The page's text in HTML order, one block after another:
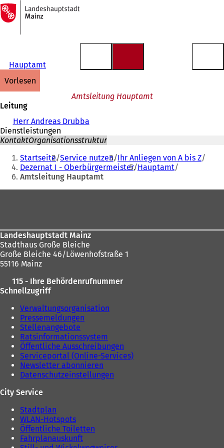
Inhalt anspringen
Zur
Startseite
Hauptamt
vorlesen
Amtsleitung Hauptamt
Leitung
Herr Andreas Drubba
Dienstleistungen
KontaktOrganisationsstruktur
Sie
befinden
sich
hier:
Startseite Service nutzen Ihr Anliegen von A bis Z
Dezernat I - Oberbürgermeister Hauptamt
Amtsleitung Hauptamt
Landeshauptstadt Mainz
Stadthaus Große Bleiche
Große Bleiche 46/Löwenhofstraße 1
55116 Mainz
115 - Ihre Behördenrufnummer
Schnellzugriff
Verwaltungsorganisation
Pressemeldungen
Stellenangebote
Ratsinformationssystem
Öffentliche Ausschreibungen
Serviceportal (Online-Services)
Newsletter abonnieren
Datenschutzeinstellungen
City Service
Stadtplan
WLAN-Hotspots
Öffentliche Toiletten
Fahrplanauskunft